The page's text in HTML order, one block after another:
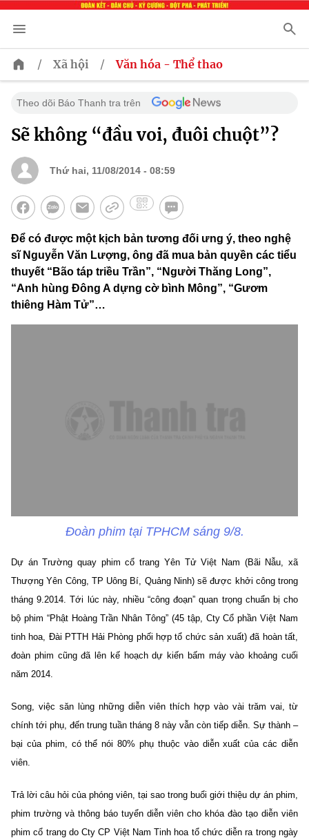
/ Xã hội / Văn hóa - Thể thao
Theo dõi Báo Thanh tra trên
Sẽ không “đầu voi, đuôi chuột”?
Thứ hai, 11/08/2014 - 08:59
Để có được một kịch bản tương đối ưng ý, theo nghệ
sĩ Nguyễn Văn Lượng, ông đã mua bản quyền các tiểu
thuyết “Bão táp triều Trần”, “Người Thăng Long”,
“Anh hùng Đông A dựng cờ bình Mông”, “Gươm
thiêng Hàm Tử”…
Đoàn phim tại TPHCM sáng 9/8.
Dự án Trường quay phim cổ trang Yên Tử Việt Nam (Bãi Nẫu, xã
Thượng Yên Công, TP Uông Bí, Quảng Ninh) sẽ được khởi công trong
tháng 9.2014. Tới lúc này, nhiều “công đoạn” quan trọng chuẩn bị cho
bộ phim “Phật Hoàng Trần Nhân Tông” (45 tập, Cty Cổ phần Việt Nam
tinh hoa, Đài PTTH Hải Phòng phối hợp tổ chức sản xuất) đã hoàn tất,
đoàn phim cũng đã lên kế hoạch dự kiến bấm máy vào khoảng cuối
năm 2014.
Song, việc săn lùng những diễn viên thích hợp vào vài trăm vai, từ
chính tới phụ, đến trung tuần tháng 8 này vẫn còn tiếp diễn. Sự thành –
bại của phim, có thể nói 80% phụ thuộc vào diễn xuất của các diễn
viên.
Trả lời câu hỏi của phóng viên, tại sao trong buổi giới thiệu dự án phim,
phim trường và thông báo tuyển diễn viên cho khóa đào tạo diễn viên
phim cổ trang do Cty CP Việt Nam Tinh hoa tổ chức diễn ra trong ngày